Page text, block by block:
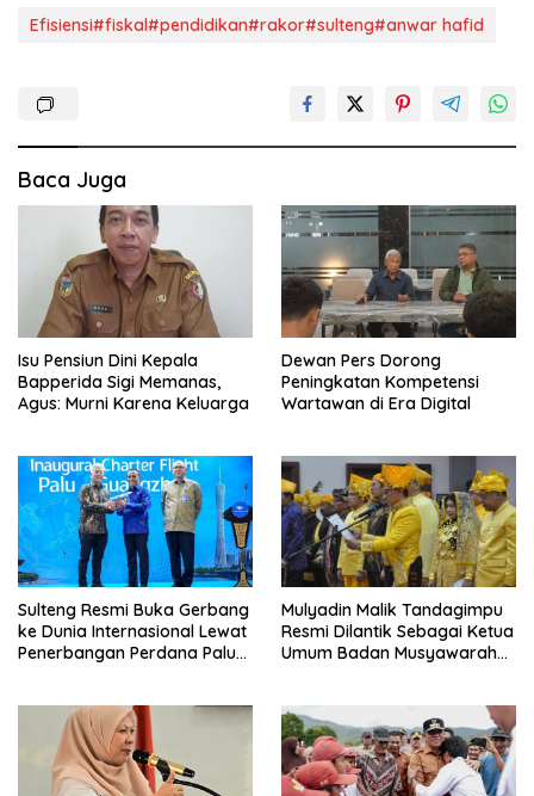
Efisiensi#fiskal#pendidikan#rakor#sulteng#anwar hafid
Baca Juga
Isu Pensiun Dini Kepala
Bapperida Sigi Memanas,
Agus: Murni Karena Keluarga
Dewan Pers Dorong
Peningkatan Kompetensi
Wartawan di Era Digital
Sulteng Resmi Buka Gerbang
ke Dunia Internasional Lewat
Penerbangan Perdana Palu-
Mulyadin Malik Tandagimpu
Resmi Dilantik Sebagai Ketua
Umum Badan Musyawarah